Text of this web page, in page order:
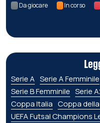
Da giocare In corso
Serie A Serie A Femminile
Serie B Femminile Serie
Coppa Italia Coppa
UEFA Futsal Champions